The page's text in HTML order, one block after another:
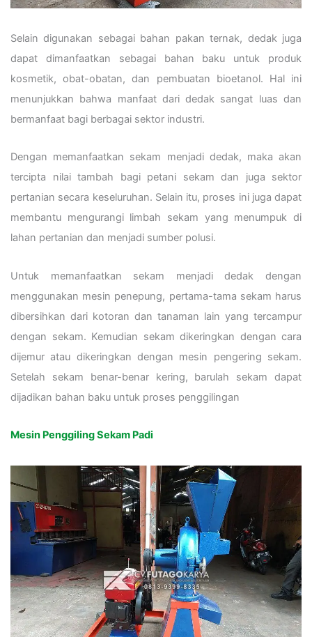
Selain digunakan sebagai bahan pakan ternak, dedak juga
dapat dimanfaatkan sebagai bahan baku untuk produk
kosmetik, obat-obatan, dan pembuatan bioetanol. Hal ini
menunjukkan bahwa manfaat dari dedak sangat luas dan
bermanfaat bagi berbagai sektor industri.
Dengan memanfaatkan sekam menjadi dedak, maka akan
tercipta nilai tambah bagi petani sekam dan juga sektor
pertanian secara keseluruhan. Selain itu, proses ini juga dapat
membantu mengurangi limbah sekam yang menumpuk di
lahan pertanian dan menjadi sumber polusi.
Untuk memanfaatkan sekam menjadi dedak dengan
menggunakan mesin penepung, pertama-tama sekam harus
dibersihkan dari kotoran dan tanaman lain yang tercampur
dengan sekam. Kemudian sekam dikeringkan dengan cara
dijemur atau dikeringkan dengan mesin pengering sekam.
Setelah sekam benar-benar kering, barulah sekam dapat
dijadikan bahan baku untuk proses penggilingan
Mesin Penggiling Sekam Padi